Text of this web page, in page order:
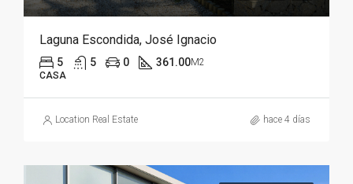
Laguna Escondida, José Ignacio
5 5 0 361.00M2
CASA
Location Real Estate hace 4 días